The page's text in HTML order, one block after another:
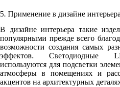
5. Применение в дизайне интерьера
В дизайне интерьера такие
популярными прежде всего
возможности создания самых
эффектов. Светодиодные
используются для подсветки
атмосферы в помещениях и
акцентов на архитектурных